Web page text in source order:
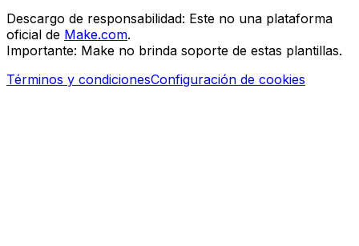
Descargo de responsabilidad: Este no una plataforma
oficial de Make.com.
Importante: Make no brinda soporte de estas plantillas.
Términos y condicionesConfiguración de cookies